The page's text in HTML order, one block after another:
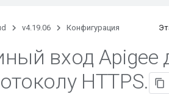
v4.19.06 Конфигурация
вход Apigee
HTTPS.